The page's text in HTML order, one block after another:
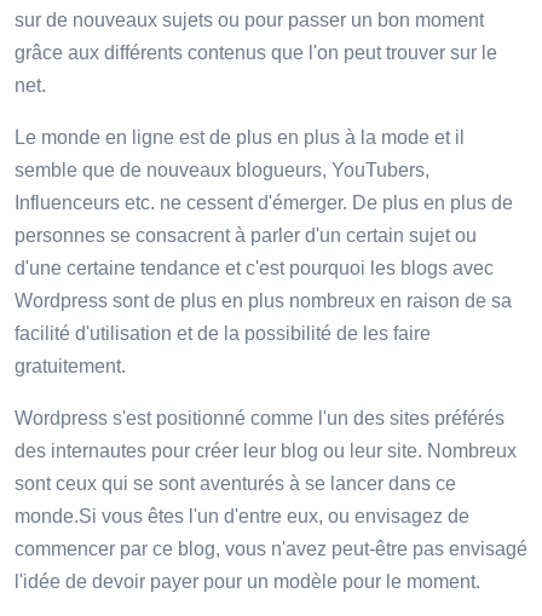
sur de nouveaux sujets ou pour passer un bon moment
grâce aux différents contenus que l'on peut trouver sur le
net.
Le monde en ligne est de plus en plus à la mode et il
semble que de nouveaux blogueurs, YouTubers,
Influenceurs etc. ne cessent d'émerger. De plus en plus de
personnes se consacrent à parler d'un certain sujet ou
d'une certaine tendance et c'est pourquoi les blogs avec
Wordpress sont de plus en plus nombreux en raison de sa
facilité d'utilisation et de la possibilité de les faire
gratuitement.
Wordpress s'est positionné comme l'un des sites préférés
des internautes pour créer leur blog ou leur site. Nombreux
sont ceux qui se sont aventurés à se lancer dans ce
monde.Si vous êtes l'un d'entre eux, ou envisagez de
commencer par ce blog, vous n'avez peut-être pas envisagé
l'idée de devoir payer pour un modèle pour le moment.